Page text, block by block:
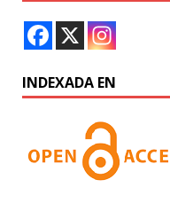
INDEXADA EN